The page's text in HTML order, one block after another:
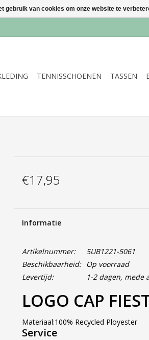
TENNISSCHOENEN TASSEN
€17,95
Informatie
Artikelnummer:
5UB1221-5061
Beschikbaarheid:
Op voorraad
Levertijd:
1-2 dagen, mede
LOGO CAP
Materiaal:100% Recycled Ployester
Service
gebruik van cookies om onze website te